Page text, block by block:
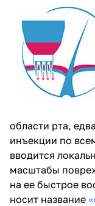
области рта,
инъекции по
вводится
масштабы
на ее быстрое
носит название